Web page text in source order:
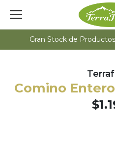
Gran Stock de
Comino